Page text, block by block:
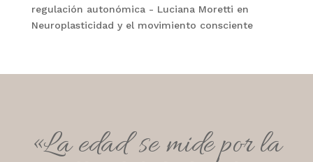
regulación autonómica - Luciana Moretti en
Neuroplasticidad y el movimiento consciente
«La edad se mide por la